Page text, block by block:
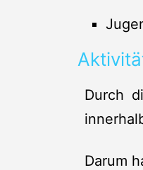
Durch
Darum